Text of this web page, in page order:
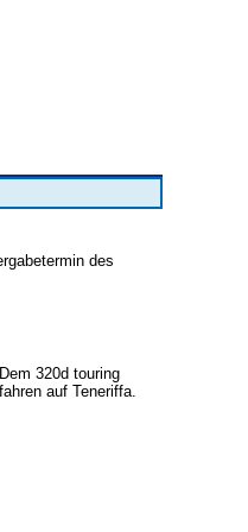
des
320d touring
auf Teneriffa.